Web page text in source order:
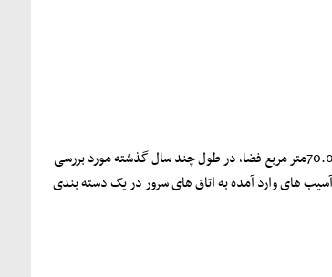
بر اساس بررسی های Capitolineکه رهبر بازار در بررسی مراکز داده و اتاق های سرور است ، بیش از 170 مرکز داده با بیش از 70.000متر مربع فضا، در طول چند سال گذشته مورد بررسی
های وارد آمده به اتاق های سرور در یک دسته بندی